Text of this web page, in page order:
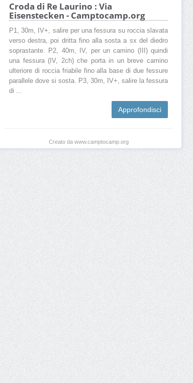
Croda di Re Laurino : Via
Eisenstecken - Camptocamp.org
P1, 30m, IV+, salire per una fessura su roccia slavata
verso destra, poi dritta fino alla sosta a sx del diedro
soprastante. P2, 40m, IV, per un camino (III) quindi
una fessura (IV, 2ch) che porta in un breve camino
ulteriore di roccia friabile fino alla base di due fessure
parallele dove si sosta. P3, 30m, IV+, salire la fessura
di ...
Approfondisci
Creato da www.camptocamp.org